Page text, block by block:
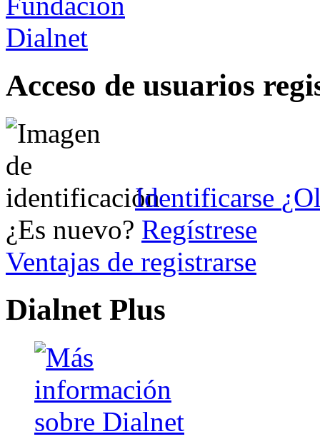
Acceso de usuarios
Identificarse
¿Es nuevo? Regístrese
Ventajas de registrarse
Dialnet Plus